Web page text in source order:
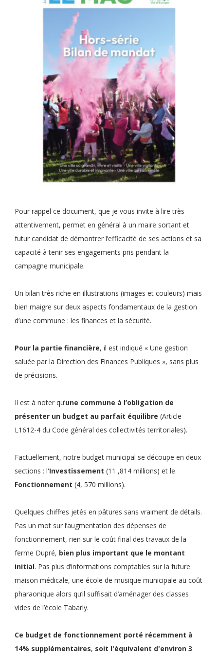
Pour rappel ce document, que je vous invite à lire très
attentivement, permet en général à un maire sortant et
futur candidat de démontrer l’efficacité de ses actions et sa
capacité à tenir ses engagements pris pendant la
campagne municipale.
Un bilan très riche en illustrations (images et couleurs) mais
bien maigre sur deux aspects fondamentaux de la gestion
d’une commune : les finances et la sécurité.
Pour la partie financière, il est indiqué « Une gestion
saluée par la Direction des Finances Publiques », sans plus
de précisions.
Il est à noter qu’une commune à l’obligation de
présenter un budget au parfait équilibre (Article
L1612-4 du Code général des collectivités territoriales).
Factuellement, notre budget municipal se découpe en deux
sections : l'Investissement (11 ,814 millions) et le
Fonctionnement (4, 570 millions).
Quelques chiffres jetés en pâtures sans vraiment de détails.
Pas un mot sur l’augmentation des dépenses de
fonctionnement, rien sur le coût final des travaux de la
ferme Dupré, bien plus important que le montant
initial. Pas plus d’informations comptables sur la future
maison médicale, une école de musique municipale au coût
pharaonique alors qu’il suffisait d’aménager des classes
vides de l’école Tabarly.
Ce budget de fonctionnement porté récemment à
14% supplémentaires, soit l'équivalent d'environ 3